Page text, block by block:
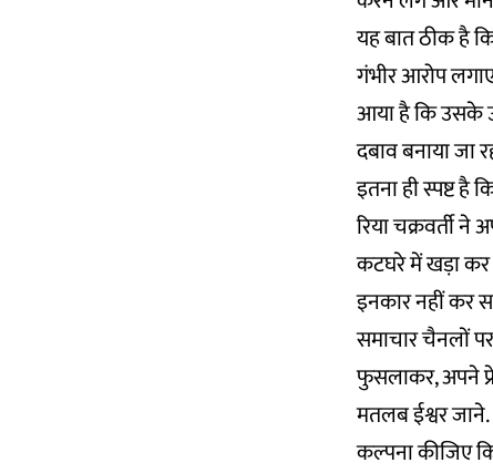
यह बात ठीक है
गंभीर आरोप
आया है कि उसके
दबाव बनाया जा
इतना ही स्पष्ट है
रिया चक्रवर्ती ने
कटघरे में खड़ा कर
इनकार नहीं कर
समाचार चैनलों
फुसलाकर, अपने
मतलब ईश्वर जाने.
कल्पना कीजिए